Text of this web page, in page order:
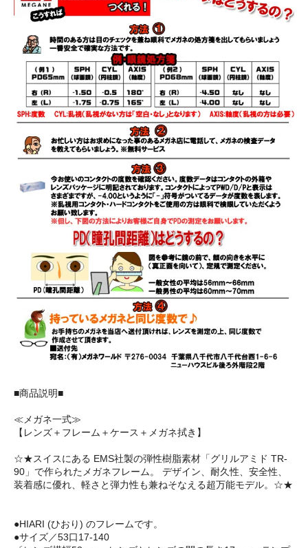
■商品説明■
≪メガネ一式≫
【レンズ＋フレーム＋ケース＋メガネ拭き】
☆★スイスにある EMS社製の弾性樹脂素材「グリルアミド TR-
90」で作られたメガネフレーム。 デザイン、耐久性、安全性、
装着感に優れ、軽さと弾力性も兼ねそなえる超万能モデル。☆★
●HIARI (ひおり) のフレームです。
●サイズ／53口17-140